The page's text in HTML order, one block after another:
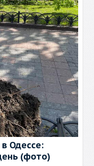
Одессе:
(фото)